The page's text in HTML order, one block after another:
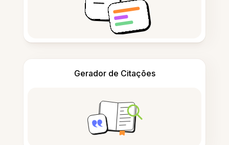
Gerador de Citações